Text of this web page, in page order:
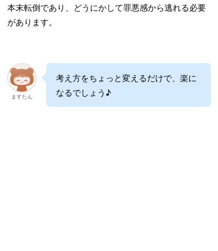
本末転倒であり、どうにかして罪悪感から逃れる必要
があります。
ますたん
考え方をちょっと変えるだけで、楽に
なるでしょう♪